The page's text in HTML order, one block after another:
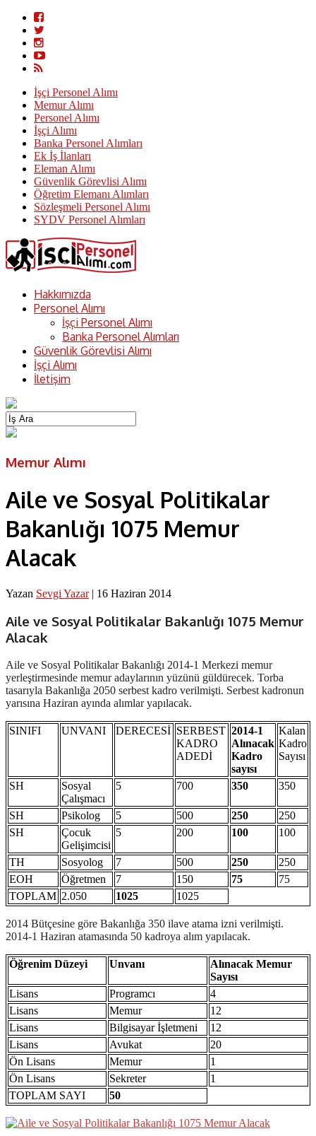
İşçi Personel Alımı
Memur Alımı
Personel Alımı
İşçi Alımı
Banka Personel Alımları
Ek İş İlanları
Eleman Alımı
Güvenlik Görevlisi Alımı
Öğretim Elemanı Alımları
Sözleşmeli Personel Alımı
SYDV Personel Alımları
Hakkımızda
Personel Alımı
İşçi Personel Alımı
Banka Personel Alımları
Güvenlik Görevlisi Alımı
İşçi Alımı
İletişim
Memur Alımı
Aile ve Sosyal Politikalar
Bakanlığı 1075 Memur
Alacak
Yazan Sevgi Yazar| 16 Haziran 2014
Aile ve Sosyal Politikalar Bakanlığı 1075 Memur
Alacak
Aile ve Sosyal Politikalar Bakanlığı 2014-1 Merkezi memur
yerleştirmesinde memur adaylarının yüzünü güldürecek. Torba
tasarıyla Bakanlığa 2050 serbest kadro verilmişti. Serbest kadronun
yarısına Haziran ayında alımlar yapılacak.
SINIFI UNVANI DERECESİ SERBEST
KADRO
ADEDİ
2014-1
Alınacak
Kadro
sayısı
Kalan
Kadro
Sayısı
SH
Sosyal
Çalışmacı
5 700 350 350
SH Psikolog 5 500 250
250
SH
Çocuk
Gelişimcisi
5 200 100 100
TH Sosyolog 7 500 250
250
EOH
Öğretmen 7 150 75
75
TOPLAM 2.050 1025 1025
2014 Bütçesine göre Bakanlığa 350 ilave atama izni verilmişti.
2014-1 Haziran atamasında 50 kadroya alım yapılacak.
Öğrenim Düzeyi Unvanı
Alınacak Memur
Sayısı
Lisans
Programcı
4
Lisans
Memur
12
Lisans
Bilgisayar İşletmeni
12
Lisans
Avukat
20
Ön Lisans
Memur
1
Ön Lisans
Sekreter
1
TOPLAM SAYI
50